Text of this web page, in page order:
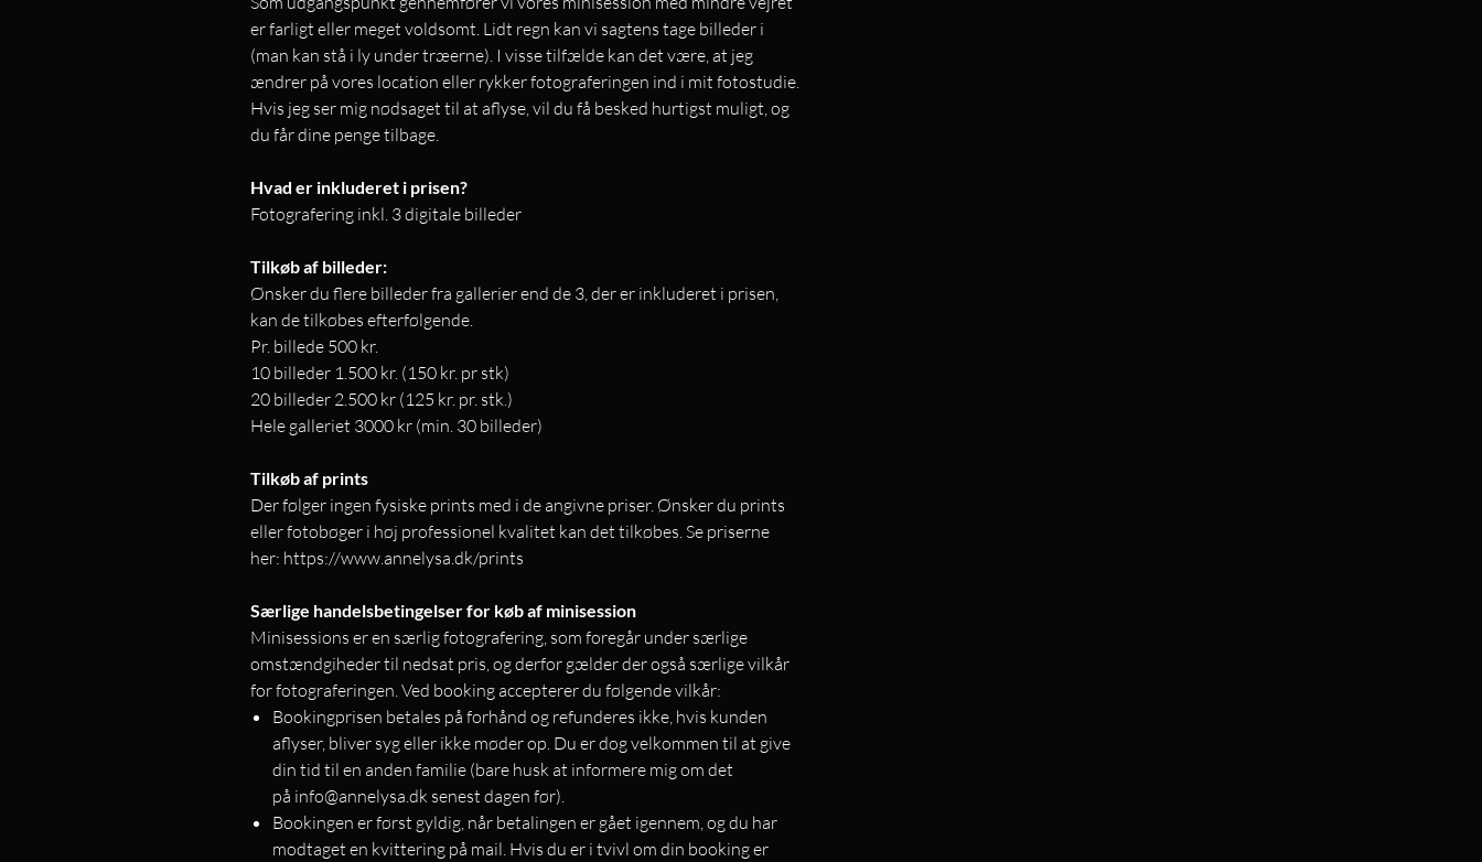
er farligt eller meget voldsomt. Lidt regn kan vi sagtens tage billeder i
(man kan stå i ly under træerne). I visse tilfælde kan det være, at jeg
ændrer på vores location eller rykker fotograferingen ind i mit fotostudie.
Hvis jeg ser mig nødsaget til at aflyse, vil du få besked hurtigst muligt, og
du får dine penge tilbage.
Hvad er inkluderet i prisen?
Fotografering inkl. 3 digitale billeder
Tilkøb af billeder:
Ønsker du flere billeder fra gallerier end de 3, der er inkluderet i prisen,
kan de tilkøbes efterfølgende.​
Pr. billede 500 kr.
10 billeder 1.500 kr. (150 kr. pr stk)
20 billeder 2.500 kr (125 kr. pr. stk.)
Hele galleriet 3000 kr (min. 30 billeder)
Tilkøb af prints
Der følger ingen fysiske prints med i de angivne priser. Ønsker du prints
eller fotobøger i høj professionel kvalitet kan det tilkøbes. Se priserne
her: https://www.annelysa.dk/prints
Særlige handelsbetingelser for køb af minisession
Minisessions er en særlig fotografering, som foregår under særlige
omstændgiheder til nedsat pris, og derfor gælder der også særlige vilkår
for fotograferingen. Ved booking accepterer du følgende vilkår:
Bookingprisen betales på forhånd og refunderes ikke, hvis kunden
aflyser, bliver syg eller ikke møder op. Du er dog velkommen til at give
din tid til en anden familie (bare husk at informere mig om det
på info@annelysa.dk senest dagen før).
Bookingen er først gyldig, når betalingen er gået igennem, og du har
modtaget en kvittering på mail. Hvis du er i tvivl om din booking er